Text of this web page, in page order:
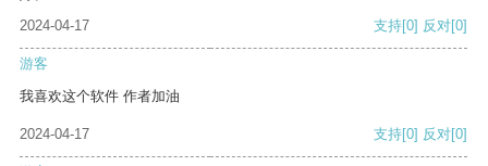
2024-04-17
支持[0] 反对[0]
游客
我喜欢这个软件 作者加油
2024-04-17 支持[0] 反对[0]